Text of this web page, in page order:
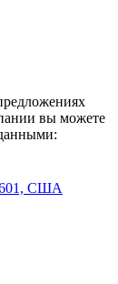
вы можете
США